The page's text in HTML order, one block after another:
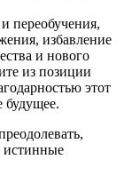
переобучения,
избавление
и нового
из позиции
этот
будущее.
истинные